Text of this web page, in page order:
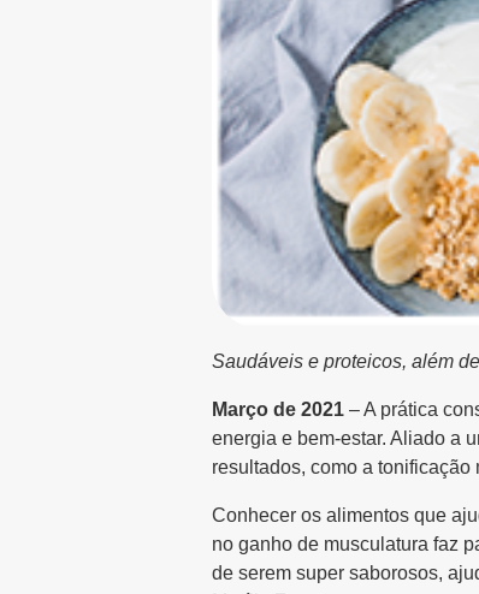
Saudáveis e proteicos, além
Março de 2021 – A prática
energia e bem-estar. Aliado a
resultados, como a tonificação
Conhecer os alimentos que
no ganho de musculatura faz
de serem super saborosos,